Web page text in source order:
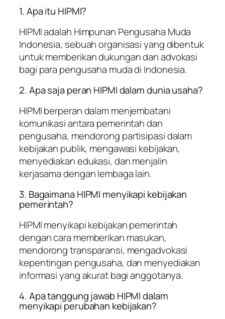
1. Apa itu HIPMI?
HIPMI adalah Himpunan Pengusaha Muda
Indonesia, sebuah organisasi yang dibentuk
untuk memberikan dukungan dan advokasi
bagi para pengusaha muda di Indonesia.
2. Apa saja peran HIPMI dalam dunia usaha?
HIPMI berperan dalam menjembatani
komunikasi antara pemerintah dan
pengusaha, mendorong partisipasi dalam
kebijakan publik, mengawasi kebijakan,
menyediakan edukasi, dan menjalin
kerjasama dengan lembaga lain.
3. Bagaimana HIPMI menyikapi kebijakan
pemerintah?
HIPMI menyikapi kebijakan pemerintah
dengan cara memberikan masukan,
mendorong transparansi, mengadvokasi
kepentingan pengusaha, dan menyediakan
informasi yang akurat bagi anggotanya.
4. Apa tanggung jawab HIPMI dalam
menyikapi perubahan kebijakan?